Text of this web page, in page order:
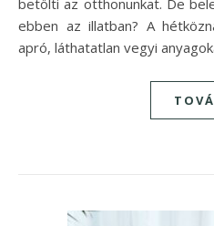
betölti az otthonunkat. De
ebben az illatban? A
apró, láthatatlan vegyi